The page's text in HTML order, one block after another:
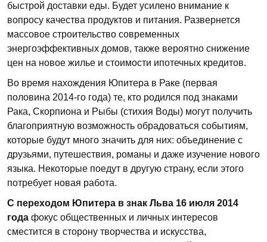
быстрой доставки еды. Будет усилено внимание к
вопросу качества продуктов и питания. Развернется
массовое строительство современных
энергоэффективных домов, также вероятно снижение
цен на новое жилье и стоимости ипотечных кредитов.
Во время нахождения Юпитера в Раке (первая
половина 2014-го года) те, кто родился под знаками
Рака, Скорпиона и Рыбы (стихия Воды) могут получить
благоприятную возможность обрадоваться событиям,
которые будут много значить для них: объединение с
друзьями, путешествия, романы и даже изучение нового
языка. Некоторые поедут в другую страну, если этого
потребует новая работа.
С переходом Юпитера в знак Льва 16 июля 2014
года фокус общественных и личных интересов
сместится в сторону творчества и искусства,